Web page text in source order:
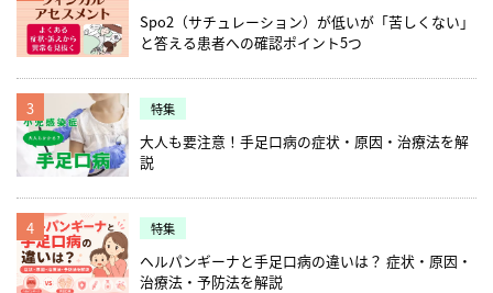
Spo2（サチュレーション）が低いが「苦しくない」
と答える患者への確認ポイント5つ
3 特集
大人も要注意！手足口病の症状・原因・治療法を解
説
4 特集
ヘルパンギーナと手足口病の違いは？ 症状・原因・
治療法・予防法を解説